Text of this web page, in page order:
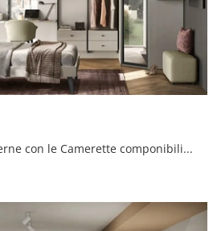
Arreda stanzette moderne con le Camerette componibili Moretti Compact Camerette! Il modello Y105 in melaminico è per ragazzi.